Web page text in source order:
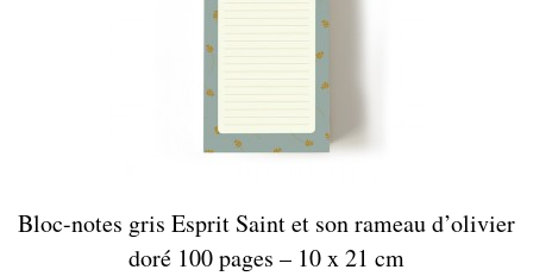
Bloc-notes gris Esprit Saint et son rameau d’olivier
doré 100 pages – 10 x 21 cm